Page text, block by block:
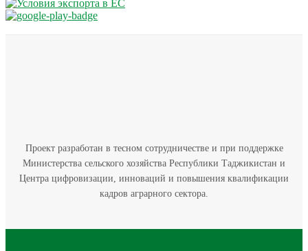
Проект разработан в тесном сотрудничестве и при поддержке
Министерства сельского хозяйства Республики Таджикистан и
Центра цифровизации, инноваций и повышения квалификации
кадров аграрного сектора.